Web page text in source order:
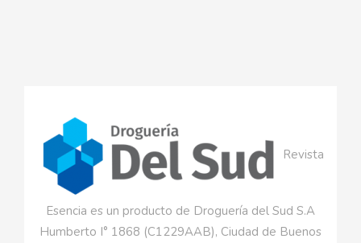
Revista
Esencia es un producto de Droguería del Sud S.A
Humberto I° 1868 (C1229AAB), Ciudad de Buenos